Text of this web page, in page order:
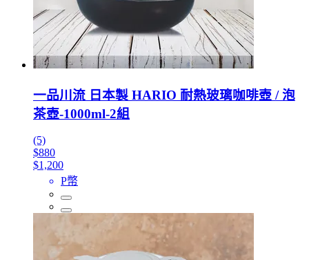
一品川流 日本製 HARIO 耐熱玻璃咖啡壺 / 泡
茶壺-1000ml-2組
(5)
$880
$1,200
P幣